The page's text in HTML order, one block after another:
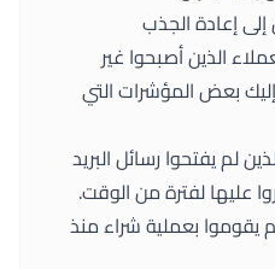
إلى إعادة الجذب
الذين أصبحوا غير
بعض المؤشرات التي
لم يفتحوا رسائل البريد
عليها لفترة من الوقت.
يقوموا بعملية شراء منذ